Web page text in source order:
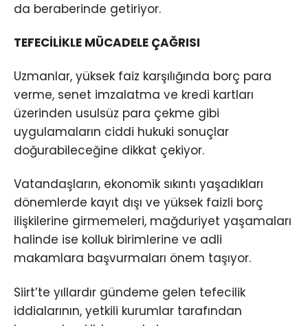
da beraberinde getiriyor.
TEFECİLİKLE MÜCADELE ÇAĞRISI
Uzmanlar, yüksek faiz karşılığında borç para
verme, senet imzalatma ve kredi kartları
üzerinden usulsüz para çekme gibi
uygulamaların ciddi hukuki sonuçlar
doğurabileceğine dikkat çekiyor.
Vatandaşların, ekonomik sıkıntı yaşadıkları
dönemlerde kayıt dışı ve yüksek faizli borç
ilişkilerine girmemeleri, mağduriyet yaşamaları
halinde ise kolluk birimlerine ve adli
makamlara başvurmaları önem taşıyor.
Siirt’te yıllardır gündeme gelen tefecilik
iddialarının, yetkili kurumlar tarafından